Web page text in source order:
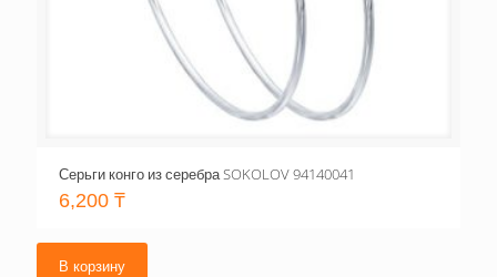
Серьги конго из серебра SOKOLOV 94140041
6,200 ₸
В корзину